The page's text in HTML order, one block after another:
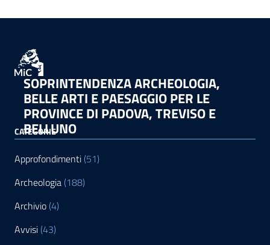
SOPRINTENDENZA ARCHEOLOGIA,
BELLE ARTI E PAESAGGIO PER LE
PROVINCE DI PADOVA, TREVISO E
BELLUNO
CATEGORIE
Approfondimenti (51)
Archeologia (188)
Archivio (4)
Avvisi (43)